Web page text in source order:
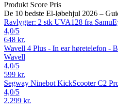
Produkt Score Pris
De 10 bedste El-løbehjul 2026 –
Ravlygter: 2 stk UVA128 fra
4,0/5
648 kr.
Wavell 4 Plus - In ear høretelefon -
Wavell
4,0/5
599 kr.
Segway Ninebot KickScooter C2
4,0/5
2.299 kr.